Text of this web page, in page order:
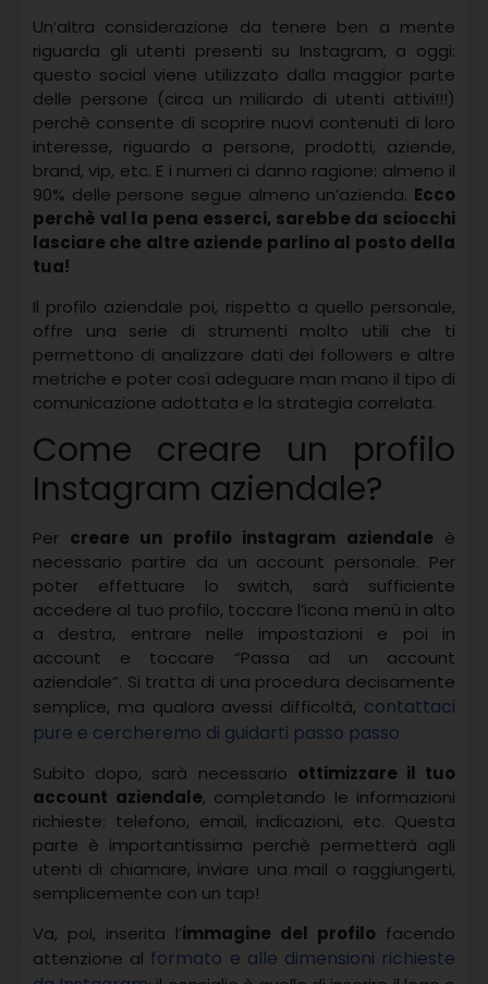
Un’altra considerazione da tenere ben a mente
riguarda gli utenti presenti su Instagram, a oggi:
questo social viene utilizzato dalla maggior parte
delle persone (circa un miliardo di utenti attivi!!!)
perchè consente di scoprire nuovi contenuti di loro
interesse, riguardo a persone, prodotti, aziende,
brand, vip, etc. E i numeri ci danno ragione: almeno il
90% delle persone segue almeno un’azienda. Ecco
perchè val la pena esserci, sarebbe da sciocchi
lasciare che altre aziende parlino al posto della
tua!
Il profilo aziendale poi, rispetto a quello personale,
offre una serie di strumenti molto utili che ti
permettono di analizzare dati dei followers e altre
metriche e poter così adeguare man mano il tipo di
comunicazione adottata e la strategia correlata.
Come creare un profilo
Instagram aziendale?
Per creare un profilo instagram aziendaleè
necessario partire da un account personale. Per
poter effettuare lo switch, sarà sufficiente
accedere al tuo profilo, toccare l’icona menù in alto
a destra, entrare nelle impostazioni e poi in
account e toccare “Passa ad un account
aziendale”. Si tratta di una procedura decisamente
semplice, ma qualora avessi difficoltà, contattaci
pure e cercheremo di guidarti passo passo
Subito dopo, sarà necessario ottimizzare il tuo
account aziendale, completando le informazioni
richieste: telefono, email, indicazioni, etc. Questa
parte è importantissima perchè permetterà agli
utenti di chiamare, inviare una mail o raggiungerti,
semplicemente con un tap!
Va, poi, inserita l’immagine del profilo facendo
attenzione al formato e alle dimensioni richieste